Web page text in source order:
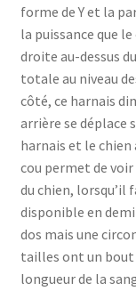
forme de Y et la
la puissance que
droite au-dessus
totale au niveau
côté, ce harnais
arrière se déplace
harnais et le chien
cou permet de
du chien, lorsqu’il
disponible en
dos mais une
tailles ont un bout
longueur de la